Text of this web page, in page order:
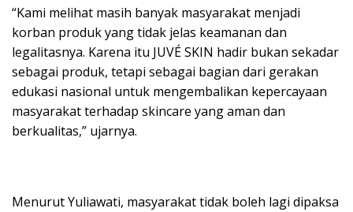
“Kami melihat masih banyak masyarakat menjadi
korban produk yang tidak jelas keamanan dan
legalitasnya. Karena itu JUVÉ SKIN hadir bukan sekadar
sebagai produk, tetapi sebagai bagian dari gerakan
edukasi nasional untuk mengembalikan kepercayaan
masyarakat terhadap skincare yang aman dan
berkualitas,” ujarnya.
Menurut Yuliawati, masyarakat tidak boleh lagi dipaksa